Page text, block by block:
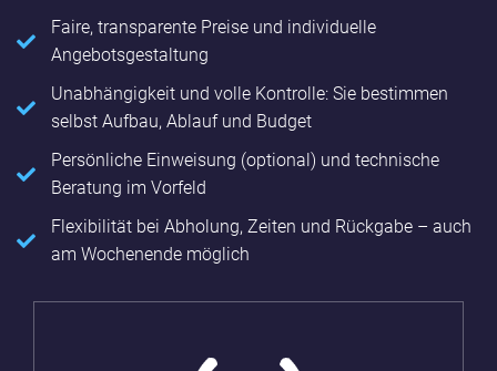
Faire, transparente Preise und individuelle
Angebotsgestaltung
Unabhängigkeit und volle Kontrolle: Sie bestimmen
selbst Aufbau, Ablauf und Budget
Persönliche Einweisung (optional) und technische
Beratung im Vorfeld
Flexibilität bei Abholung, Zeiten und Rückgabe – auch
am Wochenende möglich